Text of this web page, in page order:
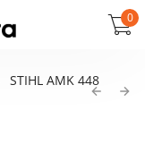
0
STIHL AMK 448